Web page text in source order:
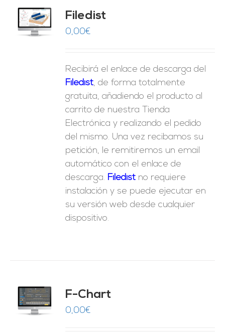
Filedist
0,00€
Recibirá el enlace de descarga del
Filedist, de forma totalmente
gratuita, añadiendo el producto al
carrito de nuestra Tienda
Electrónica y realizando el pedido
del mismo. Una vez recibamos su
petición, le remitiremos un email
automático con el enlace de
descarga. Filedist no requiere
instalación y se puede ejecutar en
su versión web desde cualquier
dispositivo.
F-Chart
0,00€